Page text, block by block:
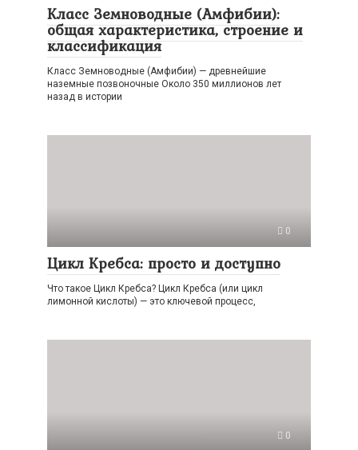
Класс Земноводные (Амфибии):
общая характеристика, строение и
классификация
Класс Земноводные (Амфибии) — древнейшие
наземные позвоночные Около 350 миллионов лет
назад в истории
0
Цикл Кребса: просто и доступно
Что такое Цикл Кребса? Цикл Кребса (или цикл
лимонной кислоты) — это ключевой процесс,
0